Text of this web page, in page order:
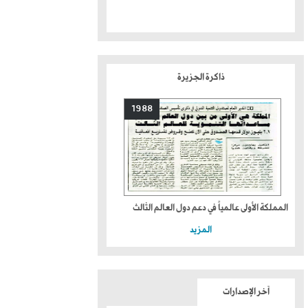
ذاكرة الجزيرة
1988
المملكة الأولى عالمياً في دعم دول العالم الثالث
المزيد
آخر الإصدارات